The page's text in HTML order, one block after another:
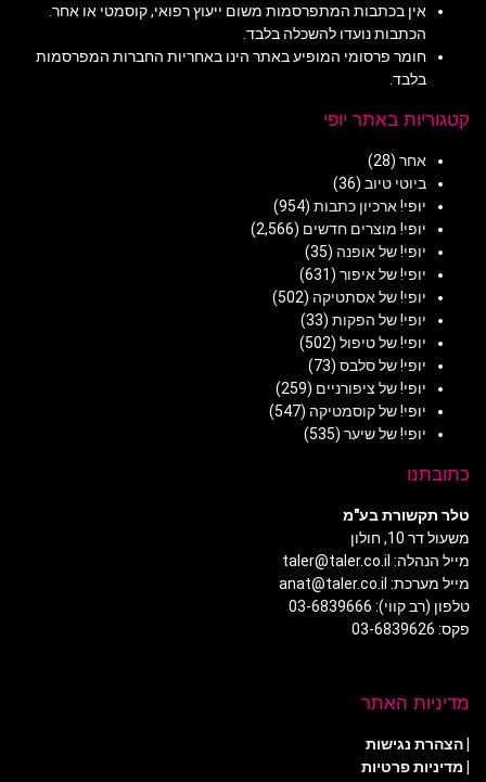
אין בכתבות המתפרסמות משום ייעוץ רפואי, קוסמטי או אחר.
הכתבות נועדו להשכלה בלבד.
חומר פרסומי המופיע באתר הינו באחריות החברות המפרסמות
בלבד.
קטגוריות באתר יופי
אחר (28)
ביוטי טיוב (36)
יופי! ארכיון כתבות (954)
יופי! מוצרים חדשים (2,566)
יופי! של אופנה (35)
יופי! של איפור (631)
יופי! של אסתטיקה (502)
יופי! של הפקות (33)
יופי! של טיפול (502)
יופי! של סלבס (73)
יופי! של ציפורניים (259)
יופי! של קוסמטיקה (547)
יופי! של שיער (535)
כתובתנו
טלר תקשורת בע"מ
משעול דר 10, חולון
מייל הנהלה: taler@taler.co.il
מייל מערכת: anat@taler.co.il
טלפון (רב קווי): 03-6839666
פקס: 03-6839626
מדיניות האתר
|הצהרת נגישות
| מדיניות פרטיות